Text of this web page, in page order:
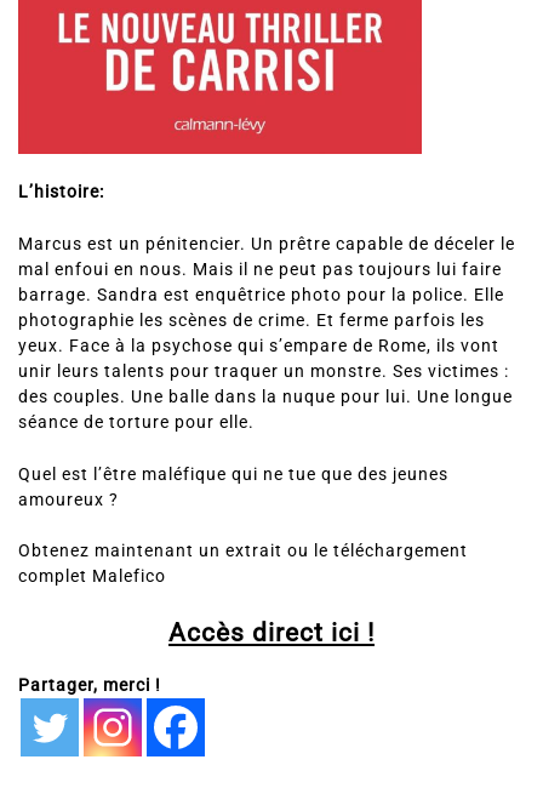
L’histoire:
Marcus est un pénitencier. Un prêtre capable de déceler le
mal enfoui en nous. Mais il ne peut pas toujours lui faire
barrage. Sandra est enquêtrice photo pour la police. Elle
photographie les scènes de crime. Et ferme parfois les
yeux. Face à la psychose qui s’empare de Rome, ils vont
unir leurs talents pour traquer un monstre. Ses victimes :
des couples. Une balle dans la nuque pour lui. Une longue
séance de torture pour elle.
Quel est l’être maléfique qui ne tue que des jeunes
amoureux ?
Obtenez maintenant un extrait ou le téléchargement
complet Malefico
Accès direct ici !
Partager, merci !